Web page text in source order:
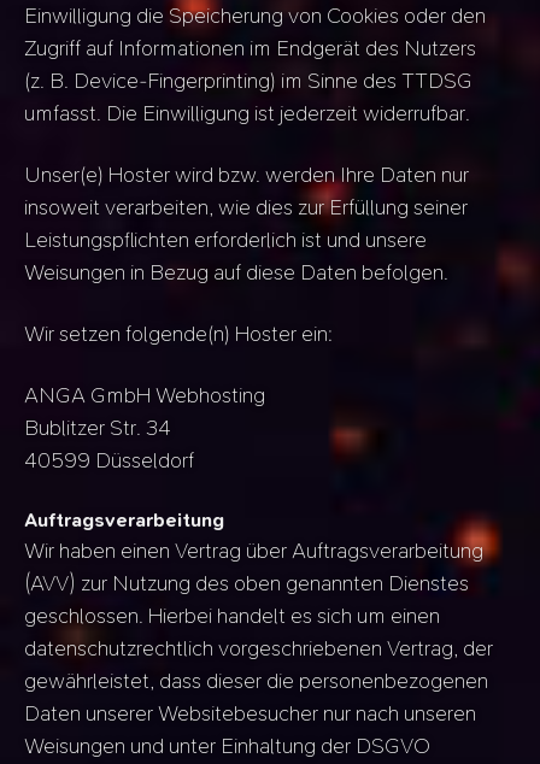
Einwilligung die Speicherung von Cookies oder den
Zugriff auf Informationen im Endgerät des Nutzers
(z. B. Device-Fingerprinting) im Sinne des TTDSG
umfasst. Die Einwilligung ist jederzeit widerrufbar.
Unser(e) Hoster wird bzw. werden Ihre Daten nur
insoweit verarbeiten, wie dies zur Erfüllung seiner
Leistungspflichten erforderlich ist und unsere
Weisungen in Bezug auf diese Daten befolgen.
Wir setzen folgende(n) Hoster ein:
ANGA GmbH Webhosting
Bublitzer Str. 34
40599 Düsseldorf
Auftragsverarbeitung
Wir haben einen Vertrag über Auftragsverarbeitung
(AVV) zur Nutzung des oben genannten Dienstes
geschlossen. Hierbei handelt es sich um einen
datenschutzrechtlich vorgeschriebenen Vertrag, der
gewährleistet, dass dieser die personenbezogenen
Daten unserer Websitebesucher nur nach unseren
Weisungen und unter Einhaltung der DSGVO